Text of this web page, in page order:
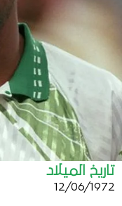
تاريخ الميلاد
12/06/1972